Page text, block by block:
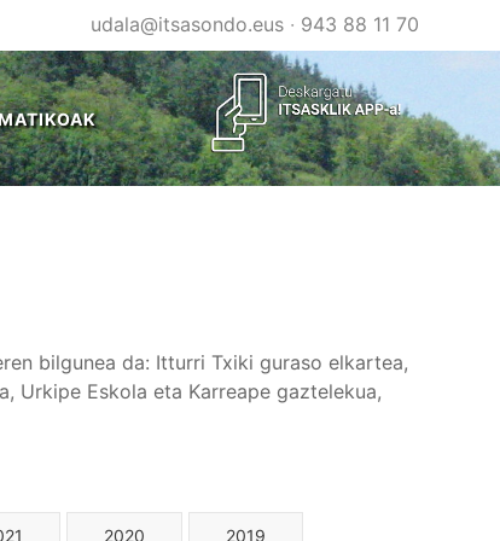
udala@itsasondo.eus· 943 88 11 70
bilgunea da: Itturri Txiki guraso elkartea,
Urkipe Eskola eta Karreape gaztelekua,
2020 2019